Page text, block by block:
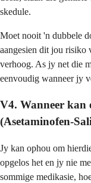
skedule.
Moet nooit 'n dubbele
aangesien dit jou risiko
verhoog. As jy net die
eenvoudig wanneer jy
V4. Wanneer kan
(Asetaminofen-
Jy kan ophou om
opgelos het en jy nie
sommige medikasie,